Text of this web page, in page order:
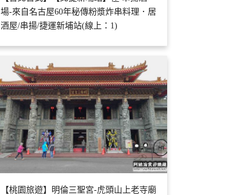
場-來自名古屋60年秘傳粉漿炸串料理．居
酒屋/串揚/捷運新埔站(線上：1)
【桃園旅遊】明倫三聖宮-虎頭山上老寺廟